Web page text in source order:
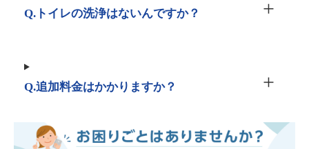
Q.トイレの洗浄はないんですか？
Q.追加料金はかかりますか？